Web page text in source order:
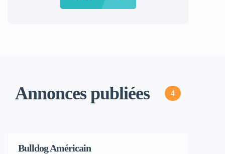
Annonces publiées 4
Adoption
Bulldog Américain